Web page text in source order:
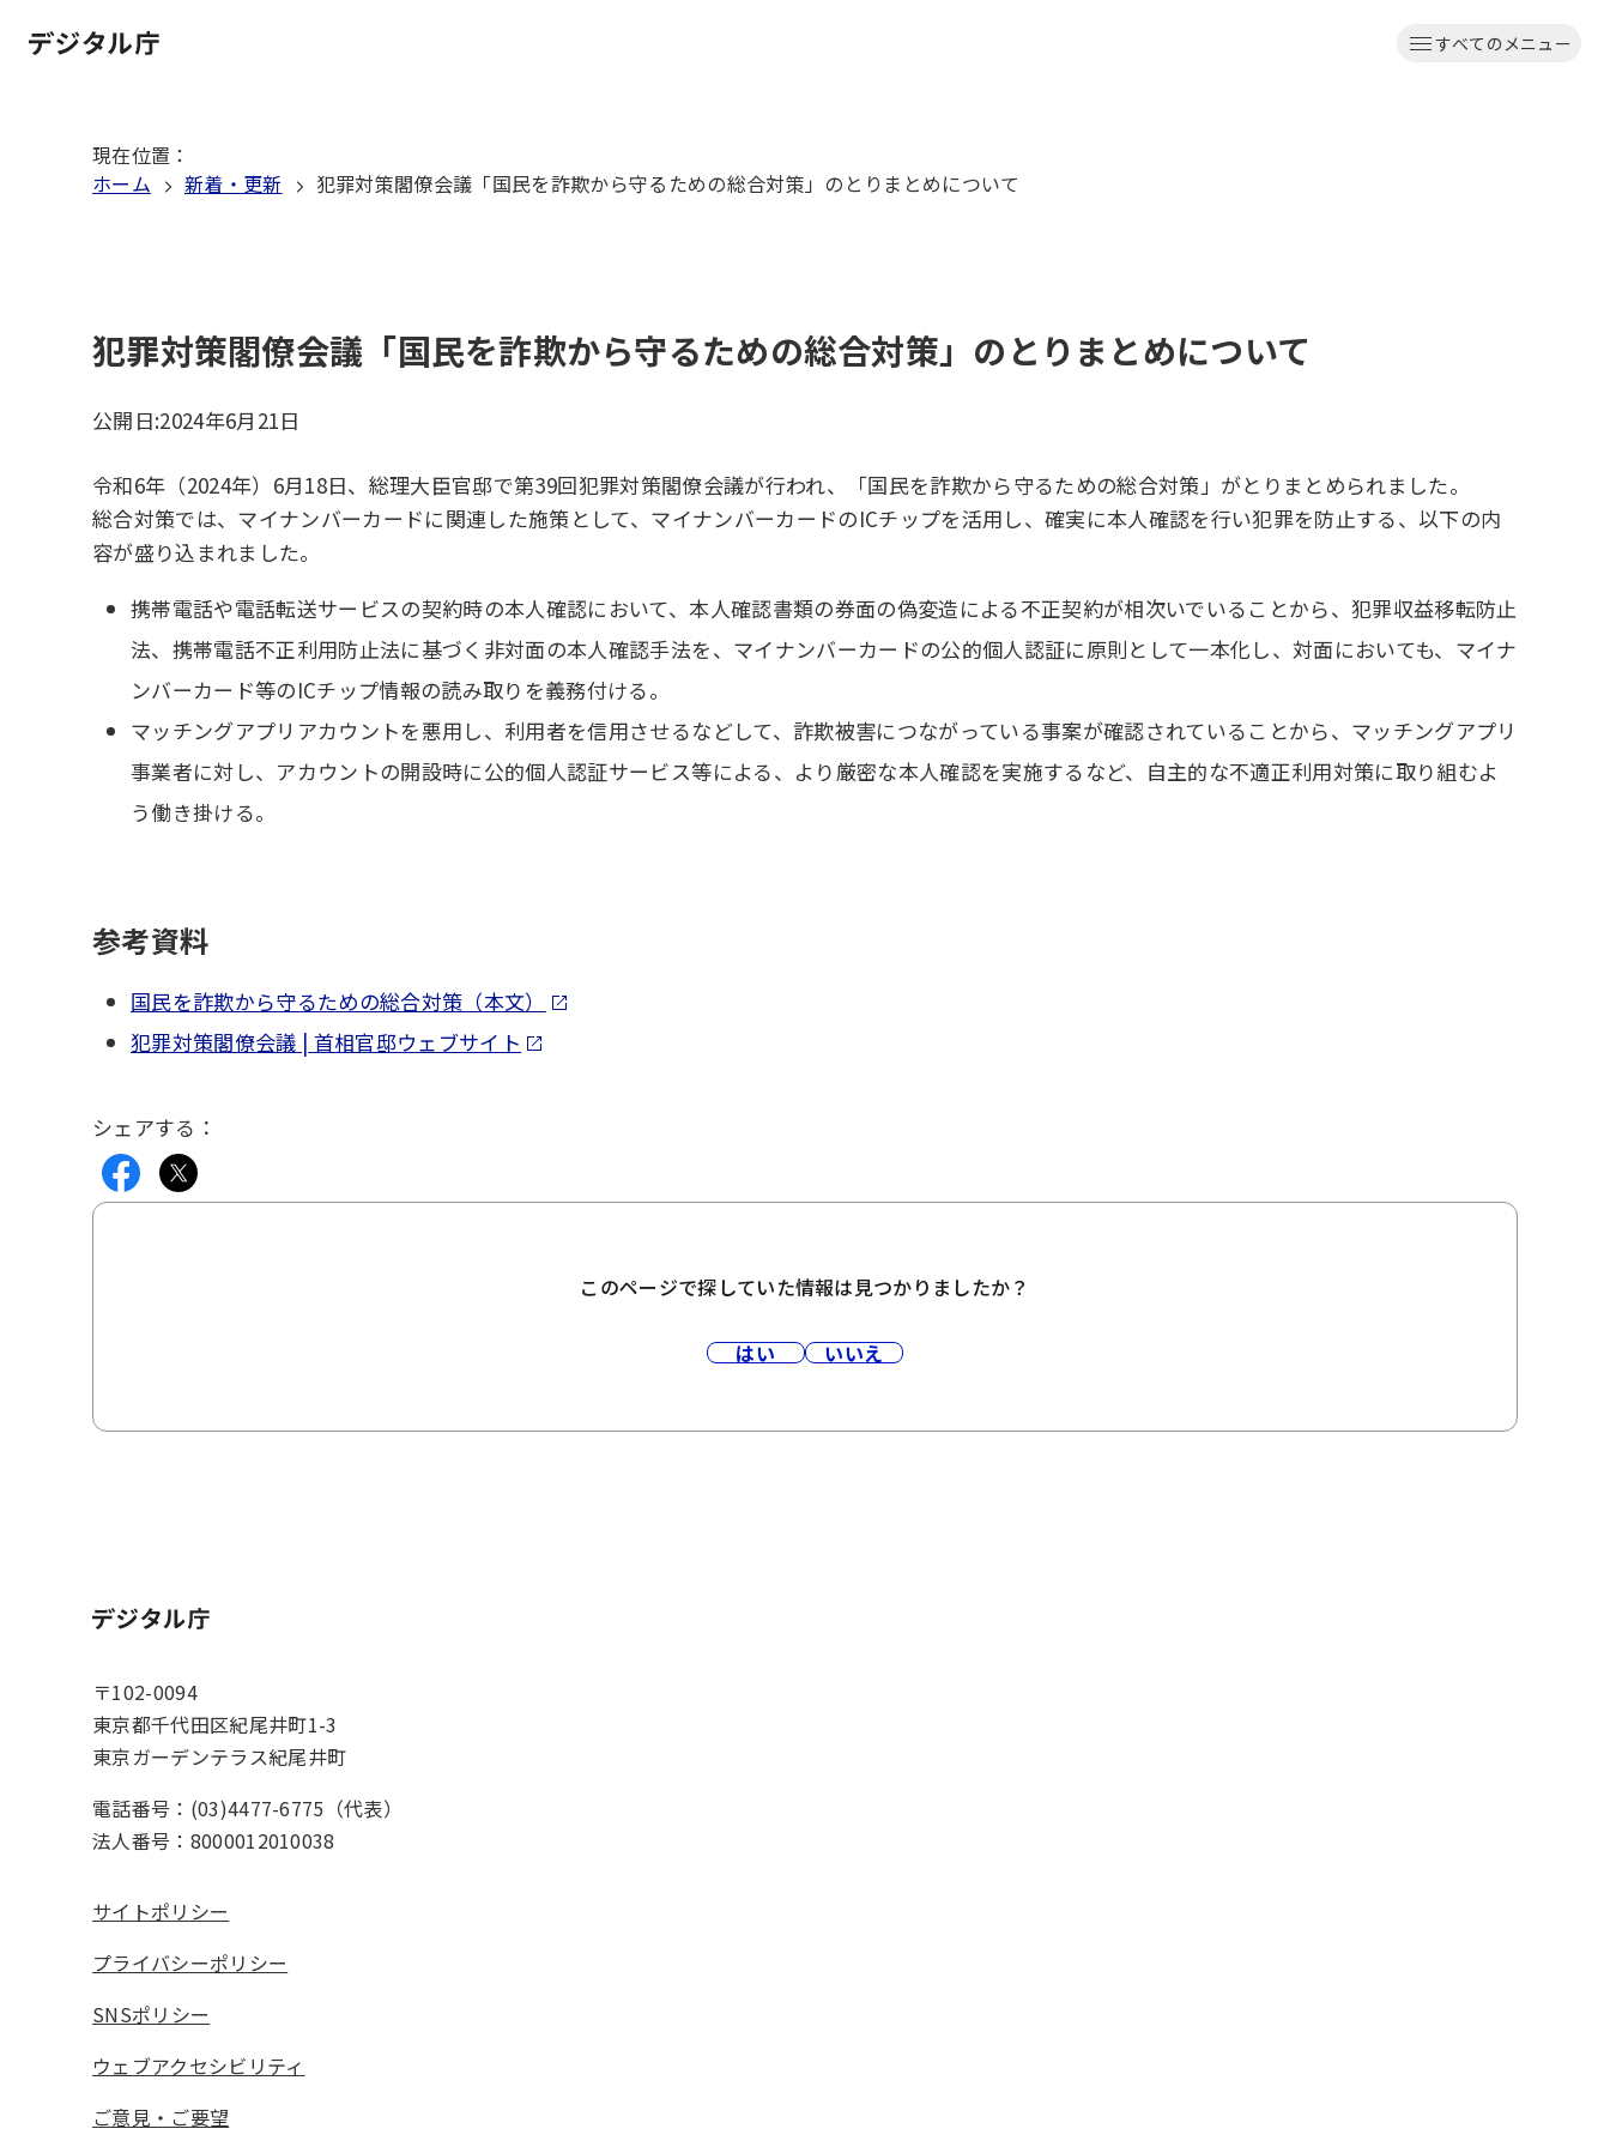
文
すべてのメニュー
現在位置 ：
ホーム
新着・更新 犯罪対策閣僚会議「国民を詐欺から守るための総合対策」のとりまとめについて
犯罪対策閣僚会議「国民を詐欺から守るための総合対策」のとりまとめについて
公開日:2024年6月21日
令和6年（2024年）6月18日、総理大臣官邸で第39回犯罪対策閣僚会議が行われ、「国民を詐欺から守るための総合対策」がとりまとめられました。
総合対策では、マイナンバーカードに関連した施策として、マイナンバーカードのICチップを活用し、確実に本人確認を行い犯罪を防止する、以下の内
容が盛り込まれました。
携帯電話や電話転送サービスの契約時の本人確認において、本人確認書類の券面の偽変造による不正契約が相次いでいることから、犯罪収益移転防止
法、携帯電話不正利用防止法に基づく非対面の本人確認手法を、マイナンバーカードの公的個人認証に原則として一本化し、対面においても、マイナ
ンバーカード等のICチップ情報の読み取りを義務付ける。
マッチングアプリアカウントを悪用し、利用者を信用させるなどして、詐欺被害につながっている事案が確認されていることから、マッチングアプリ
事業者に対し、アカウントの開設時に公的個人認証サービス等による、より厳密な本人確認を実施するなど、自主的な不適正利用対策に取り組むよ
う働き掛ける。
参考資料
国民を詐欺から守るための総合対策（本文）
犯罪対策閣僚会議 | 首相官邸ウェブサイト
シェアする：
このページで探していた情報は見つかりましたか？
はい いいえ
ホーム
〒102-0094
東京都千代田区紀尾井町1-3
東京ガーデンテラス紀尾井町
電話番号：(03)4477-6775（代表）
法人番号：8000012010038
サイトポリシー
プライバシーポリシー
SNSポリシー
ウェブアクセシビリティ
ご意見・ご要望